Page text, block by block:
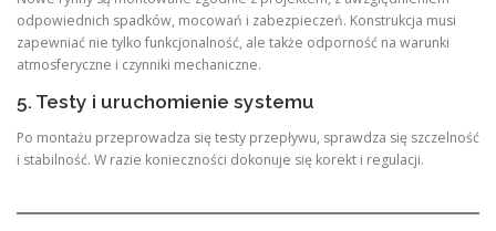
odpowiednich spadków, mocowań i zabezpieczeń. Konstrukcja musi
zapewniać nie tylko funkcjonalność, ale także odporność na warunki
atmosferyczne i czynniki mechaniczne.
5. Testy i uruchomienie systemu
Po montażu przeprowadza się testy przepływu, sprawdza się szczelność
i stabilność. W razie konieczności dokonuje się korekt i regulacji.